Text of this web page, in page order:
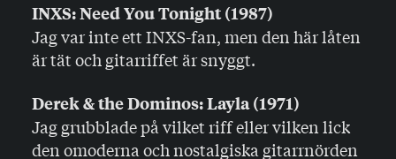
INXS: Need You Tonight (1987)
Jag var inte ett INXS-fan, men den här låten
är tät och gitarriffet är snyggt.
Derek & the Dominos: Layla (1971)
Jag grubblade på vilket riff eller vilken lick
den omoderna och nostalgiska gitarrnörden